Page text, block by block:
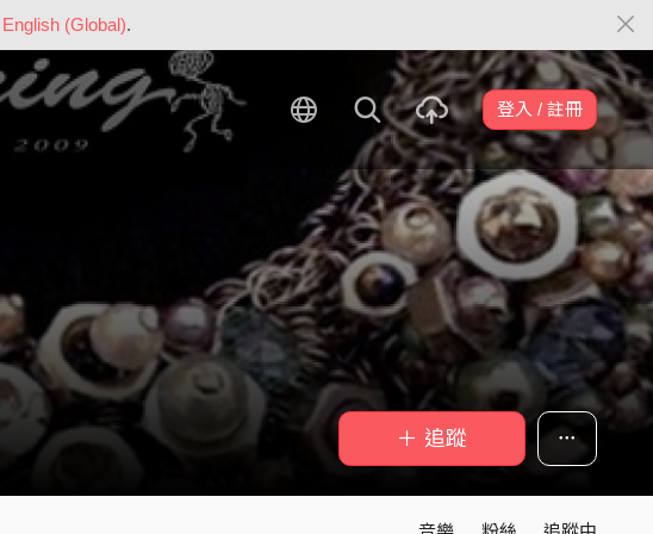
English (Global).
登入 / 註冊
＋ 追蹤